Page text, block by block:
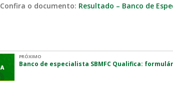
Confira o documento: Resultado – Banco de
PRÓXIMO
Banco de especialista SBMFC Qualifica: